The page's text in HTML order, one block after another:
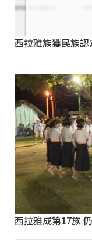
西拉雅族獲民族
西拉雅成第17族